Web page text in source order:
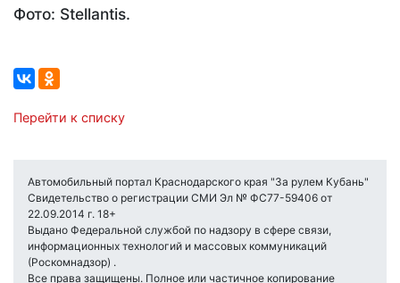
Фото: Stellantis.
Перейти к списку
Автомобильный портал Краснодарского края "За рулем Кубань"
Свидетельство о регистрации СМИ Эл № ФС77-59406 от
22.09.2014 г. 18+
Выдано Федеральной службой по надзору в сфере связи,
информационных технологий и массовых коммуникаций
(Роскомнадзор) .
Все права защищены. Полное или частичное копирование